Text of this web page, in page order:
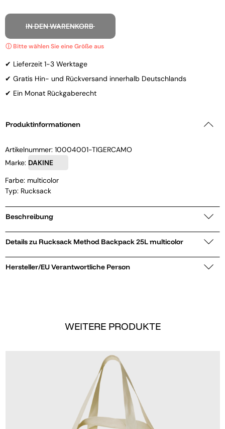
IN DEN WARENKORB
✔ Lieferzeit 1-3 Werktage
✔ Gratis Hin- und Rückversand innerhalb Deutschlands
✔ Ein Monat Rückgaberecht
Produktinformationen
Artikelnummer: 10004001-TIGERCAMO
Marke: DAKINE
Farbe: multicolor
Typ: Rucksack
Beschreibung
Details zu Rucksack Method Backpack 25L multicolor
Hersteller/EU Verantwortliche Person
WEITERE PRODUKTE